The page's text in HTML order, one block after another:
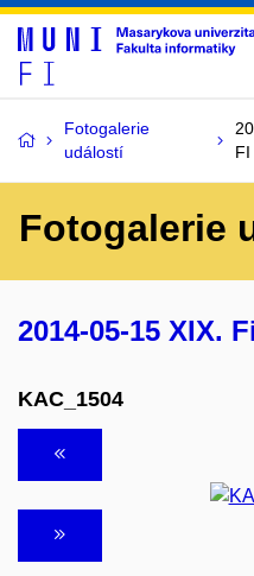
Fotogalerie
událostí
FI
Fotogalerie
2014-05-15 XIX.
KAC_1504